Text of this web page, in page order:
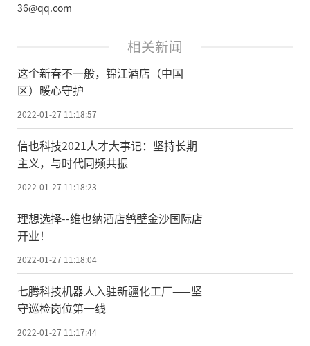
36@qq.com
相关新闻
这个新春不一般，锦江酒店（中国
区）暖心守护
2022-01-27 11:18:57
信也科技2021人才大事记：坚持长期
主义，与时代同频共振
2022-01-27 11:18:23
理想选择--维也纳酒店鹤壁金沙国际店
开业！
2022-01-27 11:18:04
七腾科技机器人入驻新疆化工厂——坚
守巡检岗位第一线
2022-01-27 11:17:44